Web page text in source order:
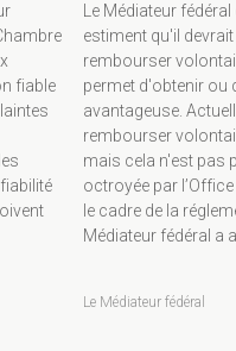
fiable
Le Médiateur
estiment qu'il
rembourser
permet d'obtenir ou
avantageuse.
rembourser
mais cela n'est pas
octroyée par
le cadre de la
Médiateur fédéral a
Le Médiateur fédéral